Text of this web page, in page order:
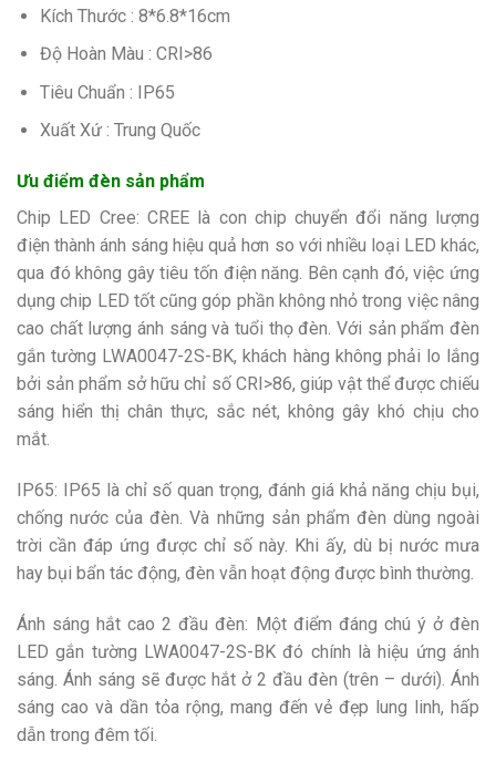
Kích Thước : 8*6.8*16cm
Độ Hoàn Màu : CRI>86
Tiêu Chuẩn : IP65
Xuất Xứ : Trung Quốc
Ưu điểm đèn sản phẩm
Chip LED Cree: CREE là con chip chuyển đổi năng lượng
điện thành ánh sáng hiệu quả hơn so với nhiều loại LED khác,
qua đó không gây tiêu tốn điện năng. Bên cạnh đó, việc ứng
dụng chip LED tốt cũng góp phần không nhỏ trong việc nâng
cao chất lượng ánh sáng và tuổi thọ đèn. Với sản phẩm đèn
gắn tường LWA0047-2S-BK, khách hàng không phải lo lắng
bởi sản phẩm sở hữu chỉ số CRI>86, giúp vật thể được chiếu
sáng hiển thị chân thực, sắc nét, không gây khó chịu cho
mắt.
IP65: IP65 là chỉ số quan trọng, đánh giá khả năng chịu bụi,
chống nước của đèn. Và những sản phẩm đèn dùng ngoài
trời cần đáp ứng được chỉ số này. Khi ấy, dù bị nước mưa
hay bụi bẩn tác động, đèn vẫn hoạt động được bình thường.
Ánh sáng hắt cao 2 đầu đèn: Một điểm đáng chú ý ở đèn
LED gắn tường LWA0047-2S-BK đó chính là hiệu ứng ánh
sáng. Ánh sáng sẽ được hắt ở 2 đầu đèn (trên – dưới). Ánh
sáng cao và dần tỏa rộng, mang đến vẻ đẹp lung linh, hấp
dẫn trong đêm tối.